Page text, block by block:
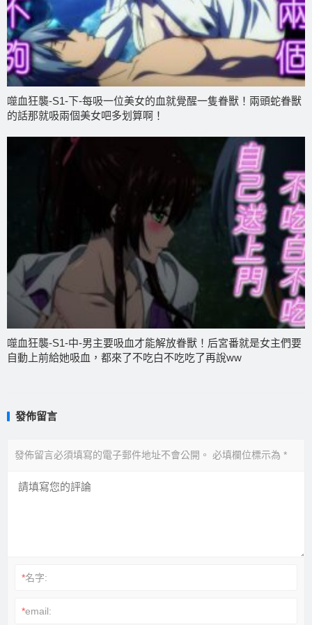
噬血狂襲-S1-下-每吸一位美女的血就覺醒一隻眷獸！兩頭蛇眷獸
的話那就吸兩個美女吧多划算啊！
噬血狂襲-S1-中-男主要吸血才能解放眷獸！后宮番就是女主們要
自動上前給她吸血，都來了不吃白不吃吃了再說ww
發佈留言
發佈留言必須填寫的電子郵件地址不會公開。 必填欄位標示為 *
*名字:
*email: